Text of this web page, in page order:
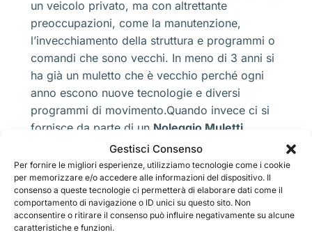
Gestisci Consenso
Per fornire le migliori esperienze, utilizziamo tecnologie come i cookie
per memorizzare e/o accedere alle informazioni del dispositivo. Il
consenso a queste tecnologie ci permetterà di elaborare dati come il
comportamento di navigazione o ID unici su questo sito. Non
acconsentire o ritirare il consenso può influire negativamente su alcune
caratteristiche e funzioni.
un veicolo privato, ma con altrettante
preoccupazioni, come la manutenzione,
l’invecchiamento della struttura e programmi o
comandi che sono vecchi. In meno di 3 anni si
ha già un muletto che è vecchio perché ogni
anno escono nuove tecnologie e diversi
programmi di movimento.Quando invece ci si
fornisce da parte di un Noleggio Muletti
Frontali Villaggio dei Fiori Milano
disposizione una vasta scelta. Molte aziende
possono avere un modello che sia stato
immesso sul mercato direttamente in
quest’anno. Nuovo e ottimizzato nelle
funzioni.Molte sono le aziende che investono